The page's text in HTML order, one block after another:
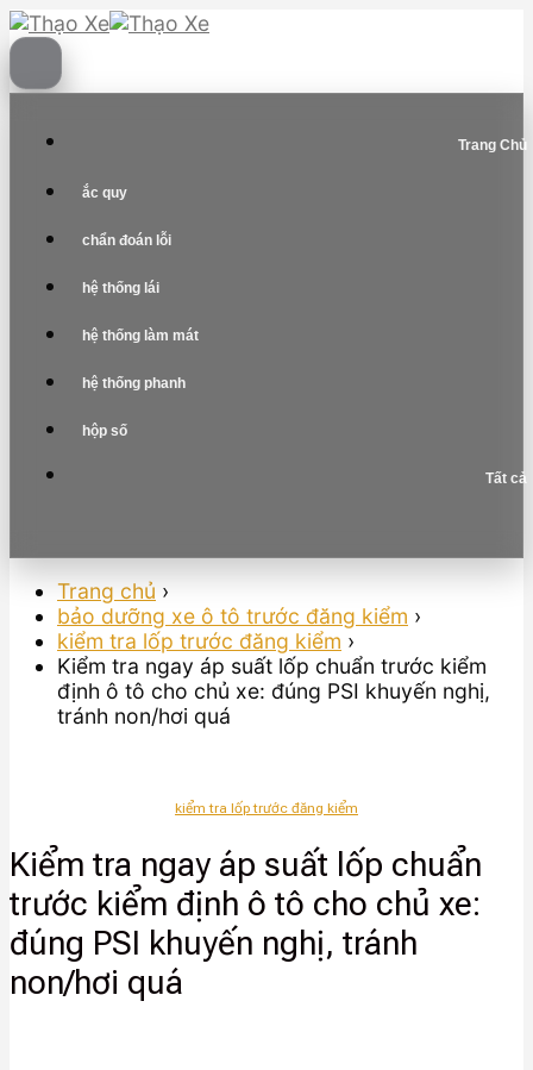
Skip
to
content
Trang Chủ
ắc quy
chẩn đoán lỗi
hệ thống lái
hệ thống làm mát
hệ thống phanh
hộp số
Tất cả
Trang chủ ›
bảo dưỡng xe ô tô trước đăng kiểm ›
kiểm tra lốp trước đăng kiểm ›
Kiểm tra ngay áp suất lốp chuẩn trước kiểm
định ô tô cho chủ xe: đúng PSI khuyến nghị,
tránh non/hơi quá
kiểm tra lốp trước đăng kiểm
Kiểm tra ngay áp suất lốp chuẩn
trước kiểm định ô tô cho chủ xe:
đúng PSI khuyến nghị, tránh
non/hơi quá